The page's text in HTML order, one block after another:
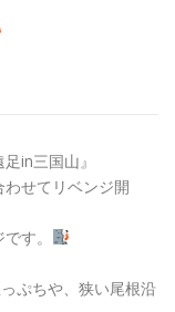
in三国山』
せてリベンジ開
す。
ぷちや、狭い尾根沿